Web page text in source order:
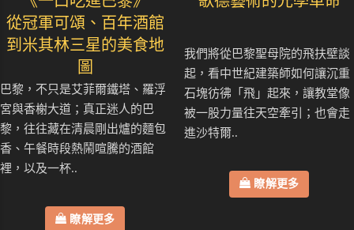
從冠軍可頌、百年酒館
到米其林三星的美食地
圖
巴黎，不只是艾菲爾鐵塔、羅浮
宮與香榭大道；真正迷人的巴
黎，往往藏在清晨剛出爐的麵包
香、午餐時段熱鬧喧騰的酒館
裡，以及一杯..
瞭解更多
我們將從巴黎聖母院的飛扶壁談
起，看中世紀建築師如何讓沉重
石塊彷彿「飛」起來，讓教堂像
被一股力量往天空牽引；也會走
進沙特爾..
瞭解更多